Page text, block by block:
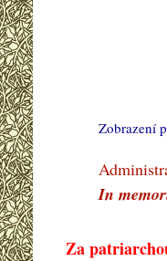
Zobrazení
In
Za